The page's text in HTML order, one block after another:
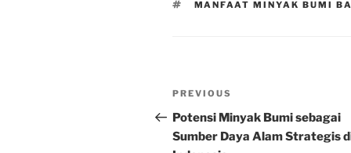
TAGS
MANFAAT MINYAK BUMI
Post
navigation
Previous
Post
PREVIOUS
Potensi Minyak Bumi sebagai
Sumber Daya Alam Strategis